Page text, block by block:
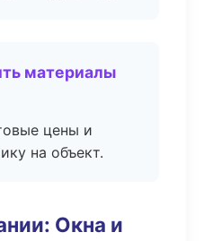
материалы
цены и
на объект.
Окна и